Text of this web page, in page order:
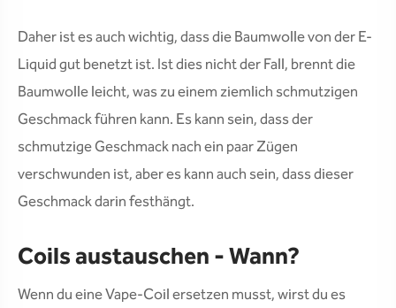
Daher ist es auch wichtig, dass die Baumwolle von der E-
Liquid gut benetzt ist. Ist dies nicht der Fall, brennt die
Baumwolle leicht, was zu einem ziemlich schmutzigen
Geschmack führen kann. Es kann sein, dass der
schmutzige Geschmack nach ein paar Zügen
verschwunden ist, aber es kann auch sein, dass dieser
Geschmack darin festhängt.
Coils austauschen - Wann?
Wenn du eine Vape-Coil ersetzen musst, wirst du es